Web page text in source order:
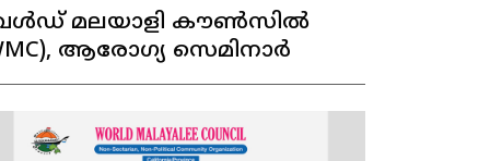
മലയാളി കൗൺസിൽ
ആരോഗ്യ സെമിനാർ